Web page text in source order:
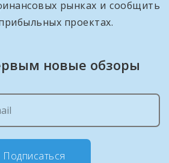
рынках и сообщить
проектах.
новые обзоры
Подписаться